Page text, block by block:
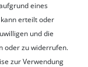
eines
erteilt oder
und die
oder zu widerrufen.
zur Verwendung